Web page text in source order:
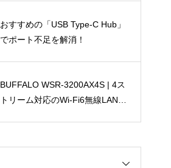
おすすめの「USB Type-C Hub」
でポート不足を解消！
BUFFALO WSR-3200AX4S | 4ス
トリーム対応のWi-Fi6無線LANル